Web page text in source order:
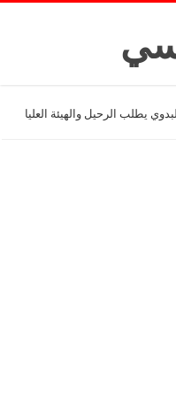
يطلب الرحيل والهيئة العليا